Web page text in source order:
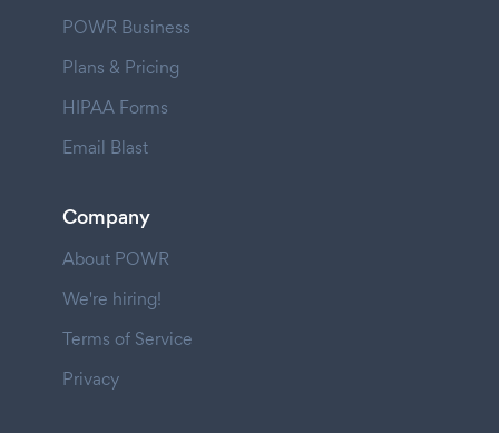
POWR Business
Plans & Pricing
HIPAA Forms
Email Blast
Company
About POWR
We're hiring!
Terms of Service
Privacy